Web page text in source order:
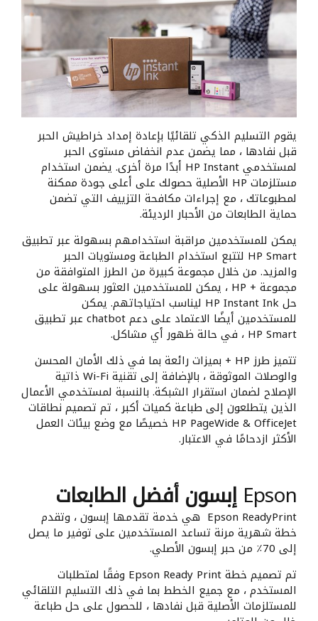
يقوم التسليم الذكي تلقائيًا بإعادة إمداد خراطيش الحبر
قبل نفادها ، مما يضمن عدم انخفاض مستوى الحبر
لمستخدمي HP Instant أبدًا مرة أخرى. يضمن استخدام
مستلزمات HP الأصلية حصولك على أعلى جودة ممكنة
لمطبوعاتك ، مع إجراءات مكافحة التزييف التي تضمن
حماية الطابعات من الأحبار الرديئة.
يمكن للمستخدمين مراقبة استخدامهم بسهولة عبر تطبيق
HP Smart لتتبع استخدام الطباعة ومستويات الحبر
والمزيد. من خلال مجموعة كبيرة من الطرز المتوافقة من
مجموعة + HP ، يمكن للمستخدمين العثور بسهولة على
حل HP Instant Ink ليناسب احتياجاتهم. يمكن
للمستخدمين أيضًا الاعتماد على دعم chatbot عبر تطبيق
HP Smart ، في حالة ظهور أي مشاكل.
تتميز طرز HP + بميزات رائعة بما في ذلك الأمان المحسن
والوصلات الموثوقة ، بالإضافة إلى تقنية Wi-Fi ذاتية
الإصلاح لضمان استقرار الشبكة. بالنسبة لمستخدمي الأعمال
الذين يتطلعون إلى طباعة كميات أكبر ، تم تصميم نطاقات
HP PageWide & OfficeJet خصيصًا مع وضع بيئات العمل
الأكثر ازدحامًا في الاعتبار.
Epson إبسون أفضل الطابعات
Epson ReadyPrint هي خدمة تقدمها إبسون ، وتقدم
خطة شهرية مرنة تساعد المستخدمين على توفير ما يصل
إلى 70٪ من حبر إبسون الأصلي.
تم تصميم خطة Epson Ready Print وفقًا لمتطلبات
المستخدم ، مع جميع الخطط بما في ذلك التسليم التلقائي
للمستلزمات الأصلية قبل نفادها ، للحصول على حل طباعة